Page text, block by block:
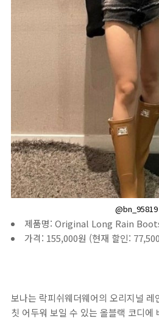
@bn_95819
제품명: Original Long Rain
가격: 155,000원 (현재 할인:
보나는 락피쉬웨더웨어의 오리지널
칫 어두워 보일 수 있는 올블랙 코디에